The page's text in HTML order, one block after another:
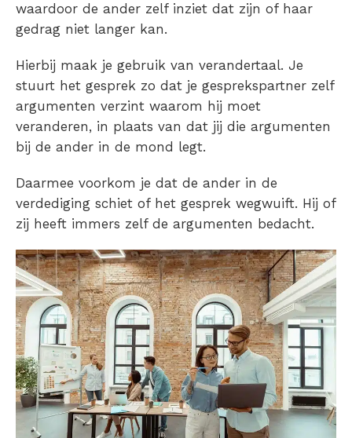
waardoor de ander zelf inziet dat zijn of haar
gedrag niet langer kan.
Hierbij maak je gebruik van verandertaal. Je
stuurt het gesprek zo dat je gesprekspartner zelf
argumenten verzint waarom hij moet
veranderen, in plaats van dat jij die argumenten
bij de ander in de mond legt.
Daarmee voorkom je dat de ander in de
verdediging schiet of het gesprek wegwuift. Hij of
zij heeft immers zelf de argumenten bedacht.